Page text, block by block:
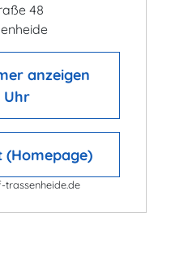
48
anzeigen
Uhr
(Homepage)